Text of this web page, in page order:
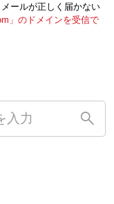
ールが正しく届かない
」のドメインを受信で